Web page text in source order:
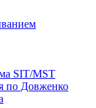
SIT/MST
по Довженко